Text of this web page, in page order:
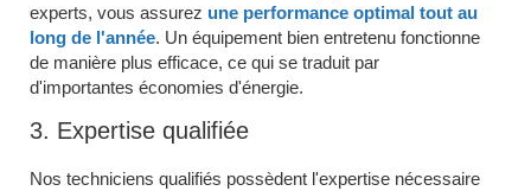
experts, vous assurez une performance optimal tout au
long de l'année. Un équipement bien entretenu fonctionne
de manière plus efficace, ce qui se traduit par
d'importantes économies d'énergie.
3. Expertise qualifiée
Nos techniciens qualifiés possèdent l'expertise nécessaire